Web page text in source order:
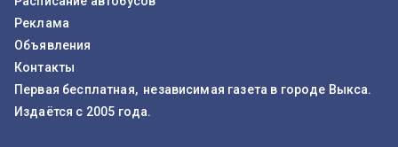
Реклама
Объявления
Контакты
Первая бесплатная, независимая газета в городе Выкса.
Издаётся с 2005 года.